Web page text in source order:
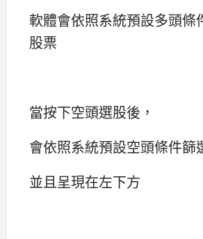
軟體會依照系統預設多頭條
股票
當按下空頭選股後，
會依照系統預設空頭條件篩
並且呈現在左下方